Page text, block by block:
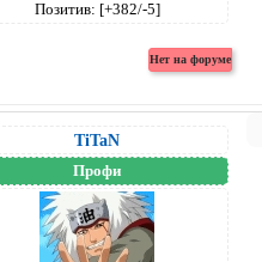
Позитив: [+382/-5]
TiTaN
Профи